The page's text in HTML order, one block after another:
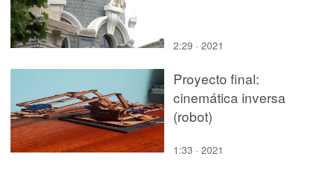
2:29 · 2021
Proyecto final:
cinemática inversa
(robot)
1:33 · 2021